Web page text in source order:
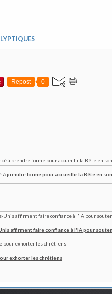
Repost 0
à prendre forme pour accueillir la Bête en
affirment faire confiance à l'IA pour
exhorter les chrétiens